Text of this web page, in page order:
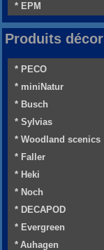
* EPM
Produits décor
* PECO
* miniNatur
* Busch
* Sylvias
* Woodland scenics
* Faller
* Heki
* Noch
* DECAPOD
* Evergreen
* Auhagen